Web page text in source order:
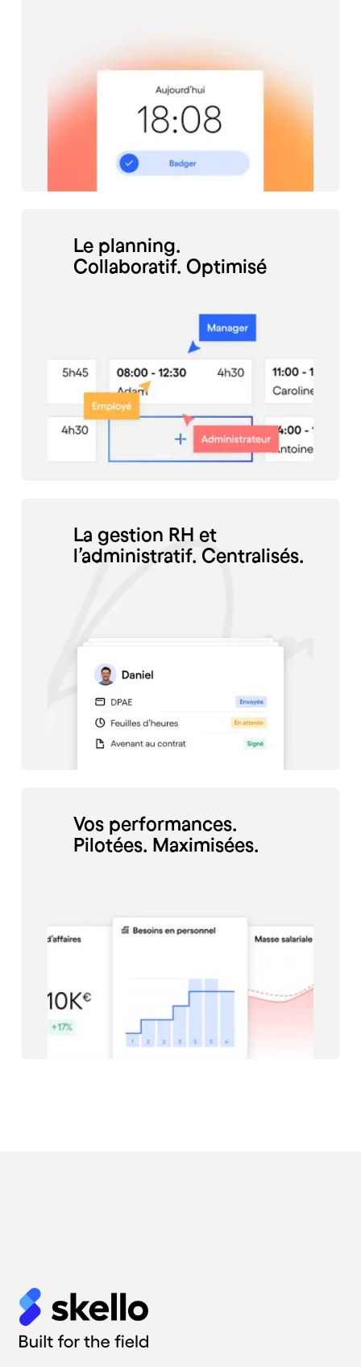
Le planning.
Collaboratif. Optimisé
La gestion RH et
l’administratif. Centralisés.
Vos performances.
Pilotées. Maximisées.